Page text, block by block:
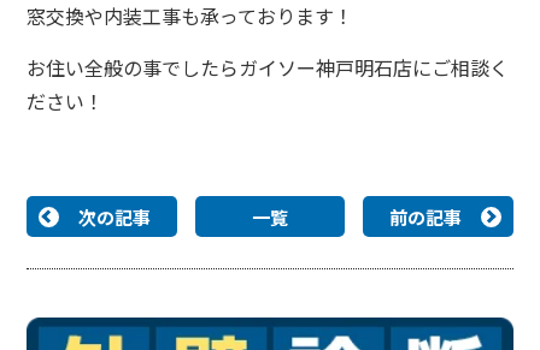
窓交換や内装工事も承っております！
お住い全般の事でしたらガイソー神戸明石店にご相談く
ださい！
次の記事 一覧 前の記事